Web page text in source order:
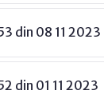
din 08 11 2023
din 01 11 2023